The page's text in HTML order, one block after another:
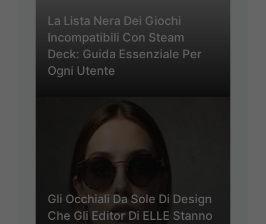
La Lista Nera Dei Giochi
Incompatibili Con Steam
Deck: Guida Essenziale Per
Ogni Utente
Gli Occhiali Da Sole Di Design
Che Gli Editor Di ELLE Stanno